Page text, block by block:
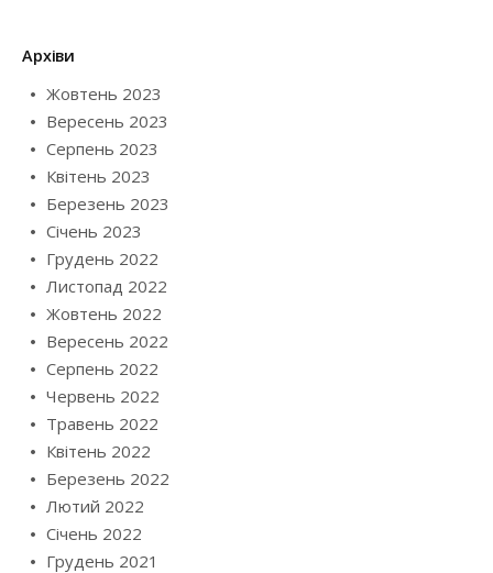
Архіви
Жовтень 2023
Вересень 2023
Серпень 2023
Квітень 2023
Березень 2023
Січень 2023
Грудень 2022
Листопад 2022
Жовтень 2022
Вересень 2022
Серпень 2022
Червень 2022
Травень 2022
Квітень 2022
Березень 2022
Лютий 2022
Січень 2022
Грудень 2021